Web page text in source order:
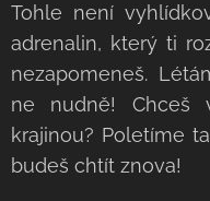
Tohle není
adrenalin, který ti
nezapomeneš.
ne nudně!
krajinou? Poletíme
budeš chtít znova!